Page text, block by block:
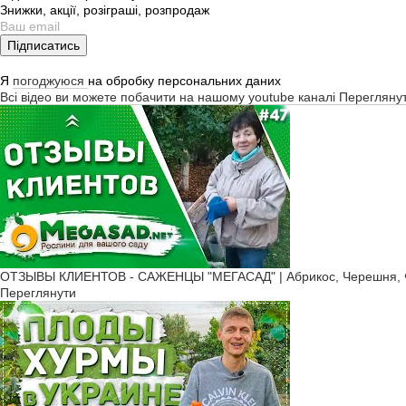
Вирощування каштану,
регулярний полив,
Як відрізнити їстівні
На відміну від їстівного
коричневий.
Як доглядати їстівний
Посадку саджанців
листям, соломою або
Каштан декоративний –
прикрашають етикетки
Але його їстівний
мають багато корисних
Наразі каштан їстівний
Знижки, акції, розіграші, розпродаж
Підписатись
Я погоджуюся на обробку персональних даних
Всі відео ви можете побачити на нашому youtube каналі
ОТЗЫВЫ КЛИЕНТОВ - САЖЕНЦЫ "МЕГАСАД" | Абрикос, Черешня,
Переглянути